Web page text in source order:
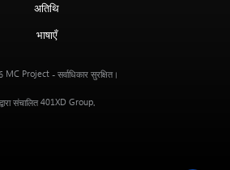
अतिथि
भाषाएँ
MC Project - सर्वाधिकार सुरक्षित।
द्वारा संचालित401XD Group.